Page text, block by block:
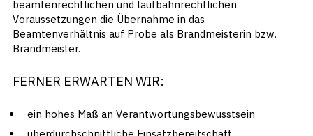
beamtenrechtlichen und laufbahnrechtlichen
Voraussetzungen die Übernahme in das
Beamtenverhältnis auf Probe als Brandmeisterin bzw.
Brandmeister.
FERNER ERWARTEN WIR:
ein hohes Maß an Verantwortungsbewusstsein
überdurchschnittliche Einsatzbereitschaft